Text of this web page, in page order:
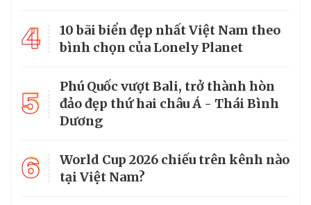
4
10 bãi biển đẹp nhất Việt Nam theo
bình chọn của Lonely Planet
5
Phú Quốc vượt Bali, trở thành hòn
đảo đẹp thứ hai châu Á - Thái Bình
Dương
6
World Cup 2026 chiếu trên kênh nào
tại Việt Nam?